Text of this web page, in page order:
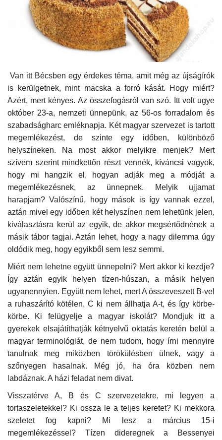
Kultúra
Történelem
Gazdaság
Művészet
Sport
Sajtó
Rendezvény
Humor
Napló postája
Galéria
Újság Archívum
Emlékezzünk †
Nyelv
Magyar Deutsch English
Van itt Bécsben egy érdekes téma, amit még az újságírók
is kerülgetnek, mint macska a forró kását. Hogy miért?
Azért, mert kényes. Az összefogásról van szó. Itt volt ugye
október 23-a, nemzeti ünnepünk, az 56-os forradalom és
szabadságharc emléknapja. Két magyar szervezet is tartott
megemlékezést, de szinte egy időben, különböző
helyszíneken. Na most akkor melyikre menjek? Mert
szívem szerint mindkettőn részt vennék, kíváncsi vagyok,
hogy mi hangzik el, hogyan adják meg a módját a
megemlékezésnek, az ünnepnek. Melyik ujjamat
harapjam? Valószínű, hogy mások is így vannak ezzel,
aztán mivel egy időben két helyszínen nem lehetünk jelen,
kiválasztásra kerül az egyik, de akkor megsértődnének a
másik tábor tagjai. Aztán lehet, hogy a nagy dilemma úgy
oldódik meg, hogy egyikből sem lesz semmi.
Miért nem lehetne együtt ünnepelni? Mert akkor ki kezdje?
Így aztán egyik helyen tízen-húszan, a másik helyen
ugyanennyien. Együtt nem lehet, mert A összeveszett B-vel
a ruhaszárító kötélen, C ki nem állhatja A-t, és így körbe-
körbe. Ki felügyelje a magyar iskolát? Mondjuk itt a
gyerekek elsajátíthatják kétnyelvű oktatás keretén belül a
magyar terminológiát, de nem tudom, hogy írni mennyire
tanulnak meg miközben törökülésben ülnek, vagy a
szőnyegen hasalnak. Még jó, ha óra közben nem
labdáznak. A házi feladat nem divat.
Visszatérve A, B és C szervezetekre, mi legyen a
tortaszeletekkel? Ki ossza le a teljes keretet? Ki mekkora
szeletet fog kapni? Mi lesz a március 15-i
megemlékezéssel? Tízen dideregnek a Bessenyei